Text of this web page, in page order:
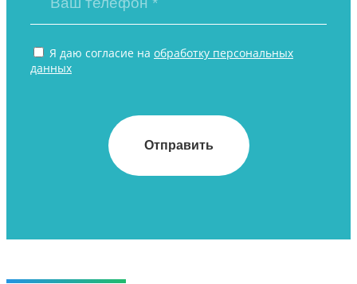
Я даю согласие на обработку персональных
данных